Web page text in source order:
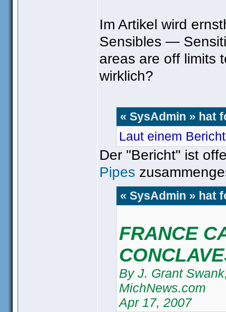
Im Artikel wird
Sensibles —
areas are off limits
wirklich?
« SysAdmin » hat
Laut einem Bericht
Der "Bericht" ist
Pipes
« SysAdmin » hat
FRANCE
By J. Grant
MichNews.com
Apr 17, 2007